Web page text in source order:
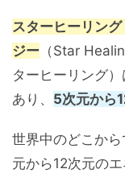
スターヒーリン
ジー （Star
ターヒーリング）
あり、 5次元から
世界中のどこか
元から12次元の